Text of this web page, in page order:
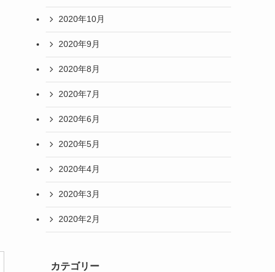
2020年10月
2020年9月
2020年8月
2020年7月
2020年6月
2020年5月
2020年4月
2020年3月
2020年2月
カテゴリー